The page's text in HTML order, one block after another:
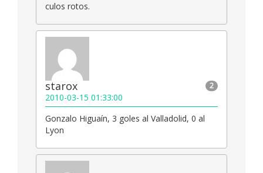
culos rotos.
2
starox
2010-03-15 01:33:00
Gonzalo Higuaín, 3 goles al Valladolid, 0 al
Lyon